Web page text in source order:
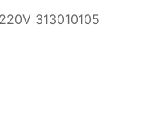
313010105